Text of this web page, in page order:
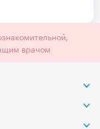
врачом